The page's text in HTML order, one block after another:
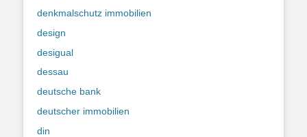
denkmalschutz immobilien
design
desigual
dessau
deutsche bank
deutscher immobilien
din